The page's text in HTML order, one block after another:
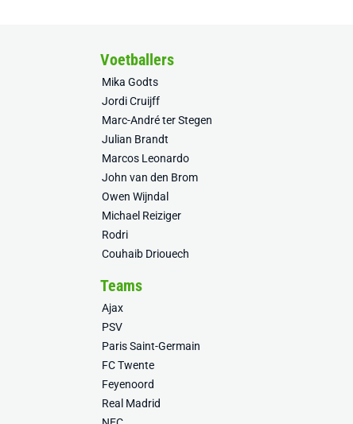
Voetballers
Mika Godts
Jordi Cruijff
Marc-André ter Stegen
Julian Brandt
Marcos Leonardo
John van den Brom
Owen Wijndal
Michael Reiziger
Rodri
Couhaib Driouech
Teams
Ajax
PSV
Paris Saint-Germain
FC Twente
Feyenoord
Real Madrid